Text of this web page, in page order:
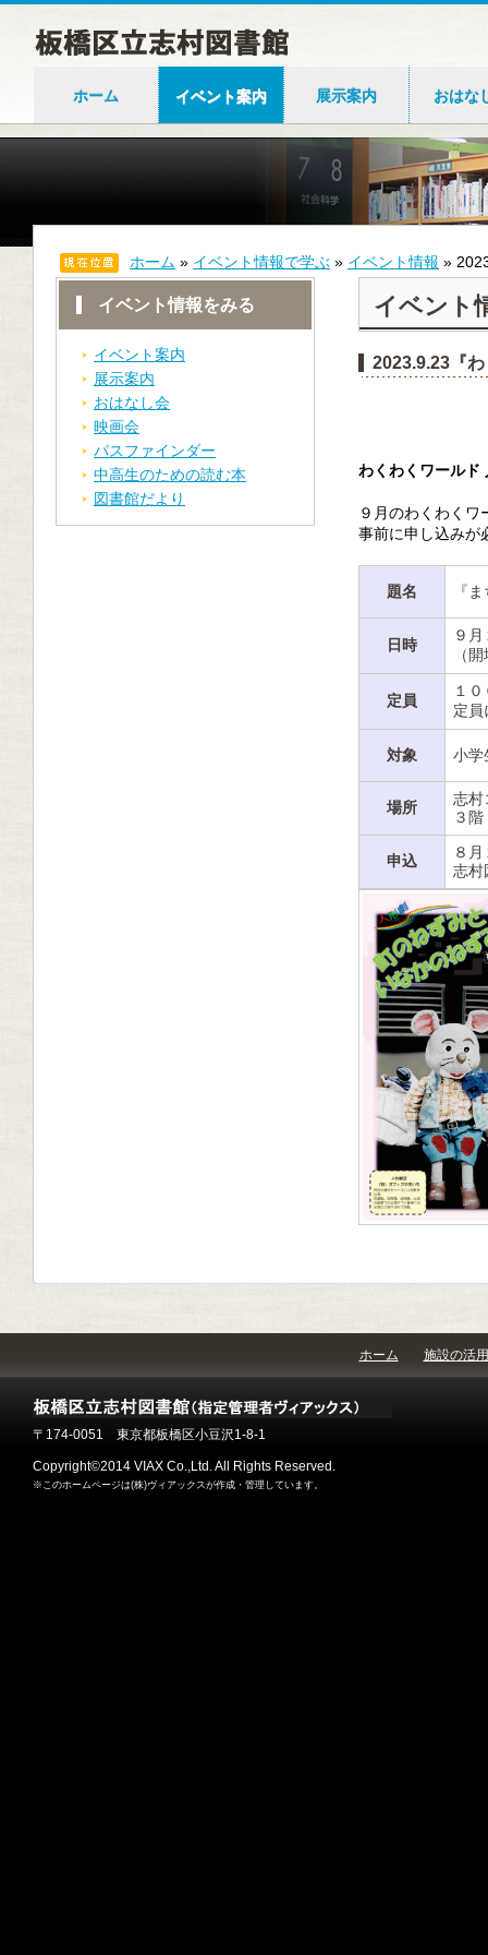
ホーム イベント案内 展示案内 おはな
ホーム » イベント情報で学ぶ » イベント情報 »
イベント情報をみる
イベント案内
展示案内
おはなし会
映画会
パスファインダー
中高生のための読む本
図書館だより
イベント
2023.9.23『
わくわくワールド
９月のわくわくワ
事前に申し込みが
題名 『
日時
９
（
定員
１
定員
対象 小学
場所
志村
３
申込
８
志村
ホーム 施設の活用
〒174-0051 東京都板橋区小豆沢1-8-1
Copyright©2014 VIAX Co.,Ltd. All Rights Reserved.
※このホームページは(株)ヴィアックスが作成・管理しています。